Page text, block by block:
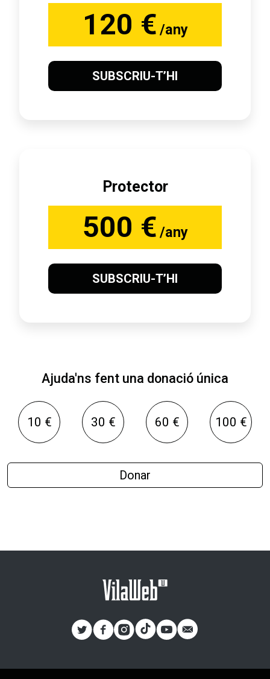
120 € /any
SUBSCRIU-T’HI
Protector
500 € /any
SUBSCRIU-T’HI
Ajuda'ns fent una donació única
10 € 30 € 60 € 100 €
Donar